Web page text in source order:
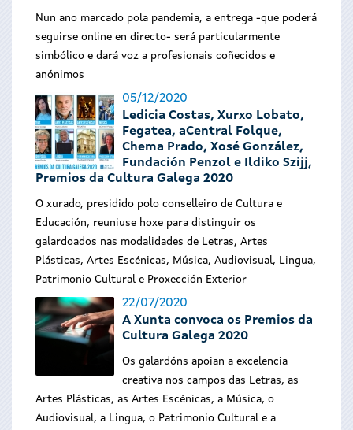
Nun ano marcado pola pandemia, a entrega -que poderá
seguirse online en directo- será particularmente
simbólico e dará voz a profesionais coñecidos e
anónimos
05/12/2020
Ledicia Costas, Xurxo Lobato,
Fegatea, aCentral Folque,
Chema Prado, Xosé González,
Fundación Penzol e Ildiko Szijj,
Premios da Cultura Galega 2020
O xurado, presidido polo conselleiro de Cultura e
Educación, reuniuse hoxe para distinguir os
galardoados nas modalidades de Letras, Artes
Plásticas, Artes Escénicas, Música, Audiovisual, Lingua,
Patrimonio Cultural e Proxección Exterior
22/07/2020
A Xunta convoca os Premios da
Cultura Galega 2020
Os galardóns apoian a excelencia
creativa nos campos das Letras, as
Artes Plásticas, as Artes Escénicas, a Música, o
Audiovisual, a Lingua, o Patrimonio Cultural e a